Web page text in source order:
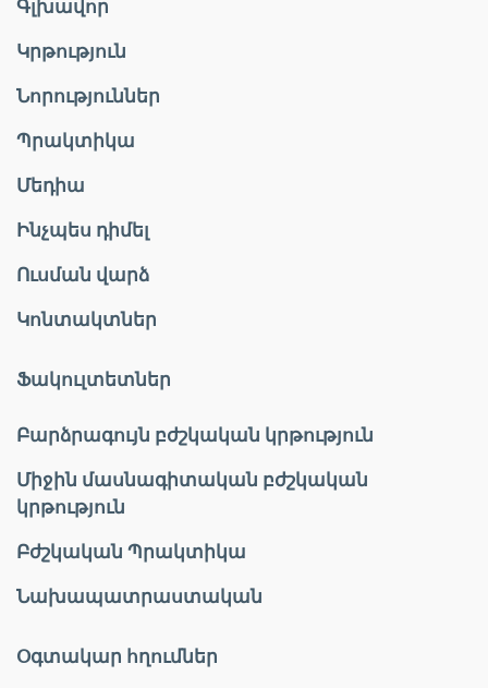
Գլխավոր
Կրթություն
Նորություններ
Պրակտիկա
Մեդիա
Ինչպես դիմել
Ուսման վարձ
Կոնտակտներ
Ֆակուլտետներ
Բարձրագույն բժշկական կրթություն
Միջին մասնագիտական բժշկական
կրթություն
Բժշկական Պրակտիկա
Նախապատրաստական
Օգտակար հղումներ